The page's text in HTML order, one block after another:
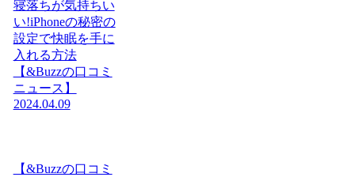
寝落ちが気持ちい
い!iPhoneの秘密の
設定で快眠を手に
入れる方法
【&Buzzの口コミ
ニュース】
2024.04.09
【&Buzzの口コミ